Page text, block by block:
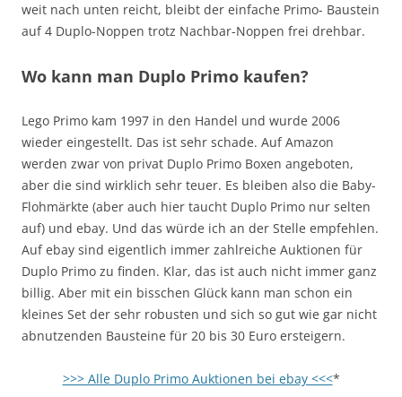
weit nach unten reicht, bleibt der einfache Primo- Baustein
auf 4 Duplo-Noppen trotz Nachbar-Noppen frei drehbar.
Wo kann man Duplo Primo kaufen?
Lego Primo kam 1997 in den Handel und wurde 2006
wieder eingestellt. Das ist sehr schade. Auf Amazon
werden zwar von privat Duplo Primo Boxen angeboten,
aber die sind wirklich sehr teuer. Es bleiben also die Baby-
Flohmärkte (aber auch hier taucht Duplo Primo nur selten
auf) und ebay. Und das würde ich an der Stelle empfehlen.
Auf ebay sind eigentlich immer zahlreiche Auktionen für
Duplo Primo zu finden. Klar, das ist auch nicht immer ganz
billig. Aber mit ein bisschen Glück kann man schon ein
kleines Set der sehr robusten und sich so gut wie gar nicht
abnutzenden Bausteine für 20 bis 30 Euro ersteigern.
>>> Alle Duplo Primo Auktionen bei ebay <<<*